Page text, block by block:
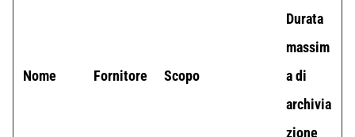
Nome Fornitore Scopo
Durata
massim
a di
archivia
zione